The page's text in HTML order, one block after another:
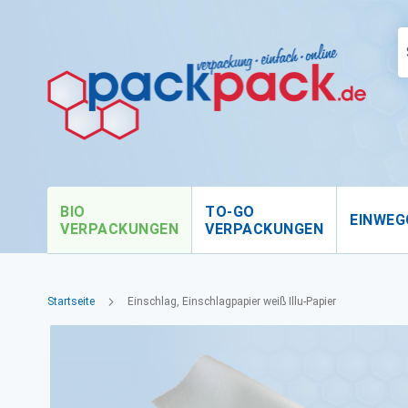
BIO
VERPACKUNGEN
TO-GO
VERPACKUNGEN
Startseite Einschlag, Einschlagpapier weiß Illu-Papier